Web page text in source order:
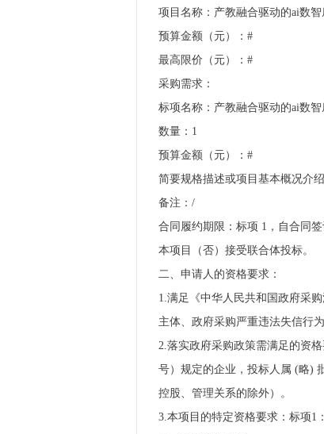
项目名称：产教融合驱动的ai数
预算金额（元）：#
最高限价（元）：#
采购需求：
标项名称：产教融合驱动的ai数
数量：1
预算金额（元）：#
简要规格描述或项目基本概况介
备注：/
合同履约期限：标项 1，自合同
本项目（否）接受联合体投标。
二、申请人的资格要求：
1.满足《中华人民共和国政府采
主体、政府采购严重违法失信行为
2.落实政府采购政策需满足的资
号）规定的企业，投标人属 (略)
控股、管理关系的除外）。
3.本项目的特定资格要求：标项1